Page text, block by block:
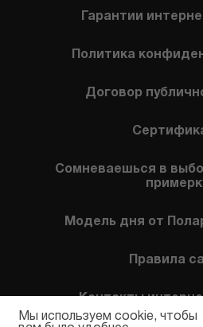
Гарантии
Политика
Договор
Сомневаешься в
Модель дня от
Правила
Контакты
Мы используем cookie, чтобы